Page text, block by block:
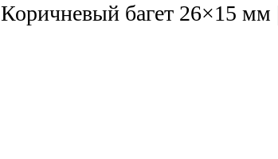
Коричневый багет 26×15 мм